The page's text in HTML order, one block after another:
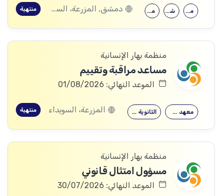
معهد متوسط شهادة جامعية معهد متوسط دمشق, المزرعة، السويداء منتهية
منظمة بهار الإنسانية
مساعد مراقبة وتقييم
الموعد النهائي: 01/08/2026
الثانوية العامة معهد متوسط المزرعة، السويداء منتهية
منظمة بهار الإنسانية
مسؤول امتثال قانوني
الموعد النهائي: 30/07/2026